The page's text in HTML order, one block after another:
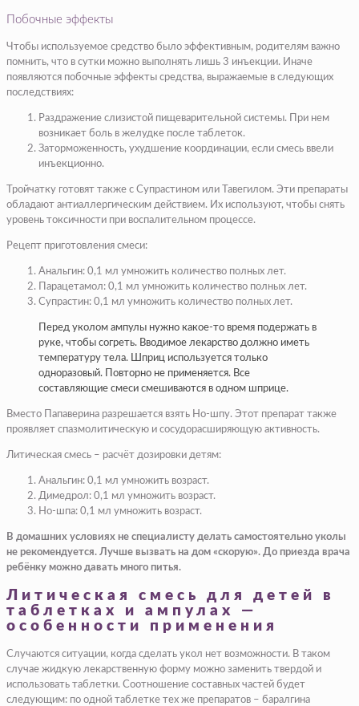
Побочные эффекты
Чтобы используемое средство было эффективным, родителям важно
помнить, что в сутки можно выполнять лишь 3 инъекции. Иначе
появляются побочные эффекты средства, выражаемые в следующих
последствиях:
Раздражение слизистой пищеварительной системы. При нем
возникает боль в желудке после таблеток.
Заторможенность, ухудшение координации, если смесь ввели
инъекционно.
Тройчатку готовят также с Супрастином или Тавегилом. Эти препараты
обладают антиаллергическим действием. Их используют, чтобы снять
уровень токсичности при воспалительном процессе.
Рецепт приготовления смеси:
Анальгин: 0,1 мл умножить количество полных лет.
Парацетамол: 0,1 мл умножить количество полных лет.
Супрастин: 0,1 мл умножить количество полных лет.
Перед уколом ампулы нужно какое-то время подержать в
руке, чтобы согреть. Вводимое лекарство должно иметь
температуру тела. Шприц используется только
одноразовый. Повторно не применяется. Все
составляющие смеси смешиваются в одном шприце.
Вместо Папаверина разрешается взять Но-шпу. Этот препарат также
проявляет спазмолитическую и сосудорасширяющую активность.
Литическая смесь – расчёт дозировки детям:
Анальгин: 0,1 мл умножить возраст.
Димедрол: 0,1 мл умножить возраст.
Но-шпа: 0,1 мл умножить возраст.
В домашних условиях не специалисту делать самостоятельно уколы
не рекомендуется. Лучше вызвать на дом «скорую». До приезда врача
ребёнку можно давать много питья.
Литическая смесь для детей в
таблетках и ампулах —
особенности применения
Случаются ситуации, когда сделать укол нет возможности. В таком
случае жидкую лекарственную форму можно заменить твердой и
использовать таблетки. Соотношение составных частей будет
следующим: по одной таблетке тех же препаратов – баралгина